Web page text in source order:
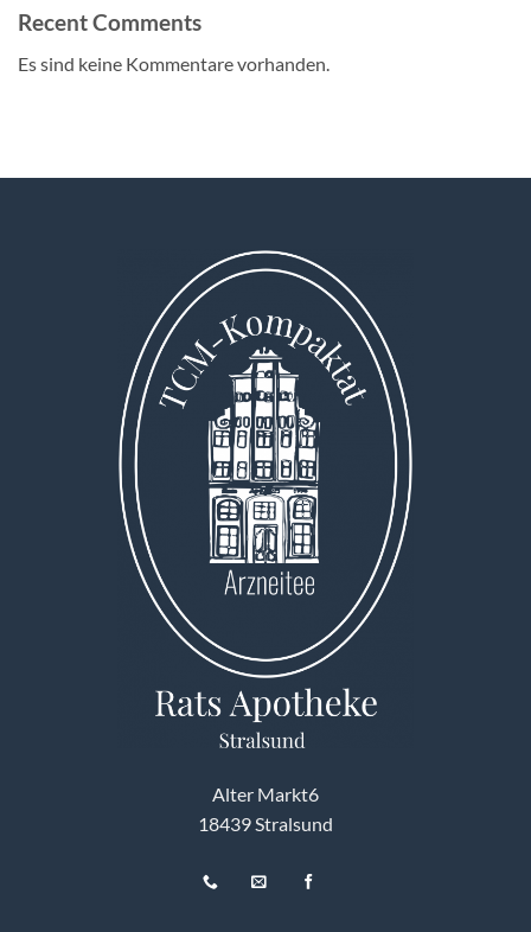
Recent Comments
Es sind keine Kommentare vorhanden.
Alter Markt6
18439 Stralsund